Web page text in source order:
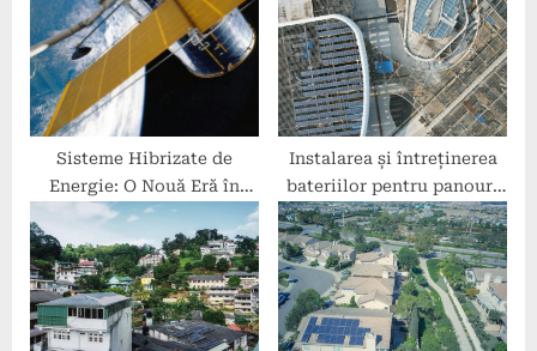
o
s
t
:
t
:
Sisteme Hibrizate de
Energie: O Nouă Eră în
Producerea Energiei
Instalarea și întreținerea
bateriilor pentru panouri
fotovoltaice